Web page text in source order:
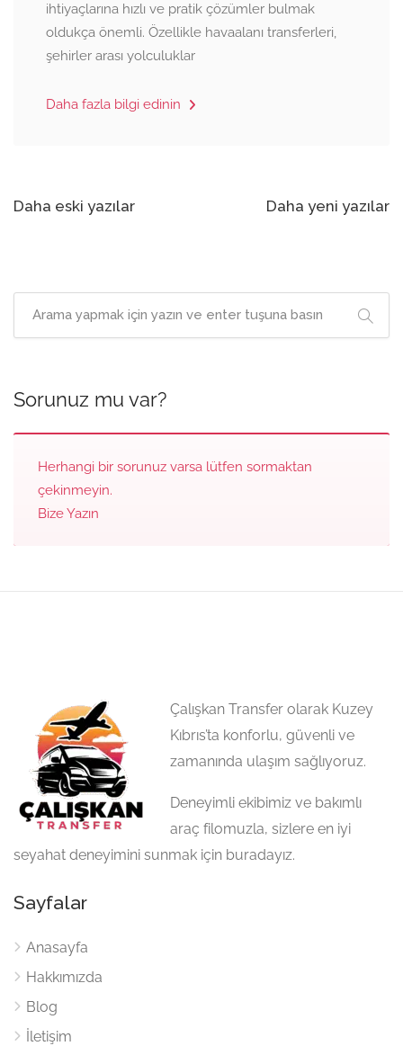
ihtiyaçlarına hızlı ve pratik çözümler bulmak
oldukça önemli. Özellikle havaalanı transferleri,
şehirler arası yolculuklar
Daha fazla bilgi edinin
Yazı
Daha eski yazılar Daha yeni yazılar
Sorunuz mu var?
Herhangi bir sorunuz varsa lütfen sormaktan
çekinmeyin.
Bize Yazın
Çalışkan Transfer olarak Kuzey
Kıbrıs’ta konforlu, güvenli ve
zamanında ulaşım sağlıyoruz.
Deneyimli ekibimiz ve bakımlı
araç filomuzla, sizlere en iyi
seyahat deneyimini sunmak için buradayız.
Sayfalar
Anasayfa
Hakkımızda
Blog
İletişim